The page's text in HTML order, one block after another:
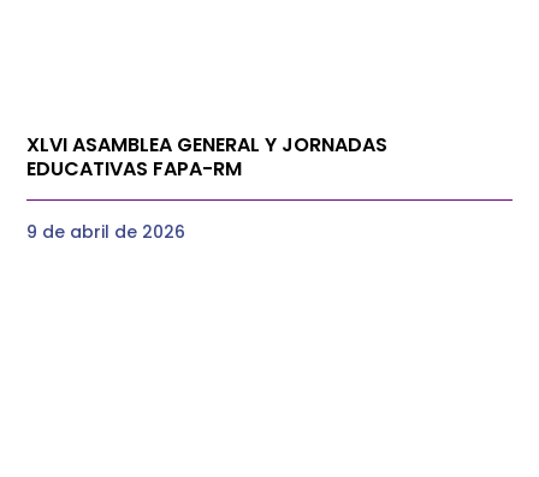
XLVI ASAMBLEA GENERAL Y JORNADAS
EDUCATIVAS FAPA-RM
9 de abril de 2026